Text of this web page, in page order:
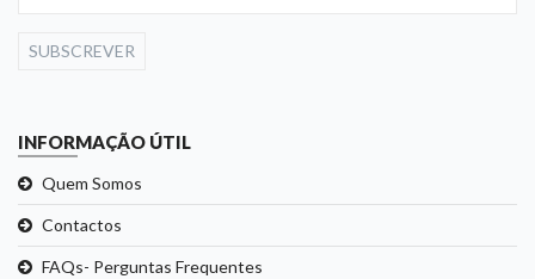
SUBSCREVER
INFORMAÇÃO ÚTIL
Quem Somos
Contactos
FAQs- Perguntas Frequentes